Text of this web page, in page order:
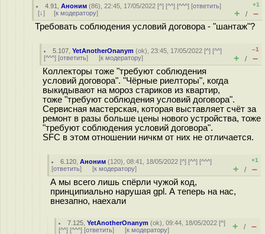
4.91 ,Аноним (86), 22:45, 17/05/2022 [^] [^^] [^^^] [ответить]
[↓] [к модератору]
+1
+ / –
Требовать соблюдения условий договора - "шантаж"?
5.107 ,YetAnotherOnanym (ok), 23:45, 17/05/2022 [^] [^^]
[^^^] [ответить] [к модератору]
–1
+ / –
Коллекторы тоже "требуют соблюдения
условий договора". "Чёрные риелторы", когда
выкидывают на мороз стариков из квартир,
тоже "требуют соблюдения условий договора".
Сервисная мастерская, которая выставляет счёт за
ремонт в разы больше цены нового устройства, тоже
"требуют соблюдения условий договора".
SFC в этом отношении ничкм от них не отличается.
6.120 ,Аноним (120), 08:41, 18/05/2022 [^] [^^] [^^^]
[ответить] [к модератору]
+1
+ / –
А мы всего лишь спёpли чужой код,
принципиально нарушая gpl. А теперь на нас,
внезапно, наеxали
7.125 ,YetAnotherOnanym (ok), 09:44, 18/05/2022 [^]
[^^] [^^^] [ответить] [к модератору] + / –